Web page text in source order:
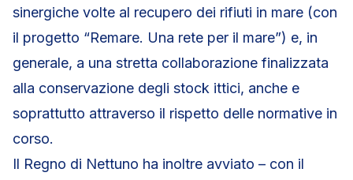
sinergiche volte al recupero dei rifiuti in mare (con
il progetto “Remare. Una rete per il mare”) e, in
generale, a una stretta collaborazione finalizzata
alla conservazione degli stock ittici, anche e
soprattutto attraverso il rispetto delle normative in
corso.
Il Regno di Nettuno ha inoltre avviato – con il